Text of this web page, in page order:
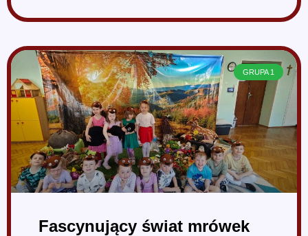
GRUPA 1
Fascynujący świat mrówek